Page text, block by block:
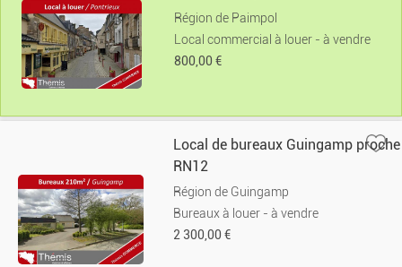
Région de Paimpol
Local commercial à louer - à vendre
800,00 €
Local de bureaux Guingamp proche
RN12
Région de Guingamp
Bureaux à louer - à vendre
2 300,00 €